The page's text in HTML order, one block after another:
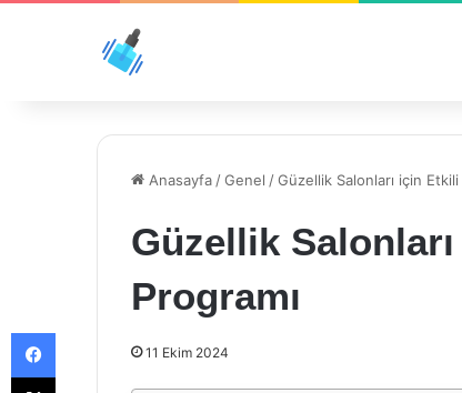
Anasayfa /Genel /Güzellik Salonları için
Güzellik
Programı
11 Ekim 2024
Facebook
X